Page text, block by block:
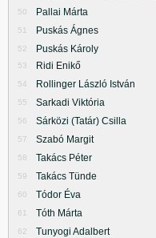
50 Pallai Márta
51 Puskás Ágnes
52 Puskás Károly
53 Ridi Enikő
54 Rollinger László István
55 Sarkadi Viktória
56 Sárközi (Tatár) Csilla
57 Szabó Margit
58 Takács Péter
59 Takács Tünde
60 Tódor Éva
61 Tóth Márta
62 Tunyogi Adalbert